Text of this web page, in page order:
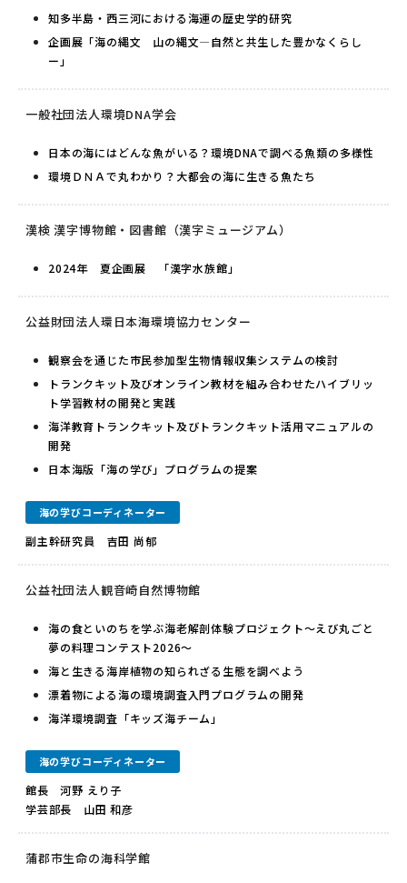
知多半島・西三河における海運の歴史学的研究
企画展「海の縄文 山の縄文―自然と共生した豊かなくらし
ー」
一般社団法人環境DNA学会
日本の海にはどんな魚がいる？環境DNAで調べる魚類の多様性
環境ＤＮＡで丸わかり？大都会の海に生きる魚たち
漢検 漢字博物館・図書館（漢字ミュージアム）
2024年 夏企画展 「漢字水族館」
公益財団法人環日本海環境協力センター
観察会を通じた市民参加型生物情報収集システムの検討
トランクキット及びオンライン教材を組み合わせたハイブリッ
ト学習教材の開発と実践
海洋教育トランクキット及びトランクキット活用マニュアルの
開発
日本海版「海の学び」プログラムの提案
海の学びコーディネーター
副主幹研究員 吉田 尚郁
公益社団法人観音崎自然博物館
海の食といのちを学ぶ海老解剖体験プロジェクト～えび丸ごと
夢の料理コンテスト2026～
海と生きる海岸植物の知られざる生態を調べよう
漂着物による海の環境調査入門プログラムの開発
海洋環境調査「キッズ海チーム」
海の学びコーディネーター
館長 河野 えり子
学芸部長 山田 和彦
蒲郡市生命の海科学館